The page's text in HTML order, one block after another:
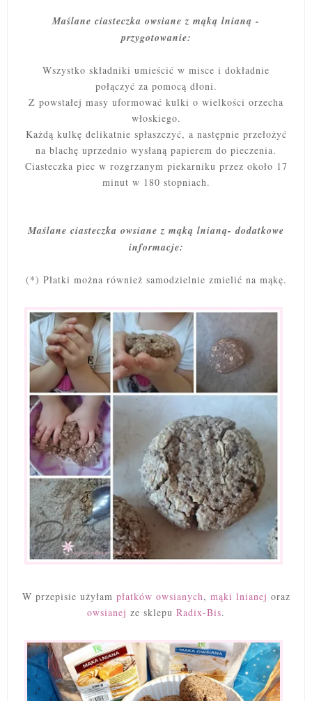
Maślane ciasteczka owsiane z mąką lnianą -
przygotowanie:
Wszystko składniki umieścić w misce i dokładnie
połączyć za pomocą dłoni.
Z powstałej masy uformować kulki o wielkości orzecha
włoskiego.
Każdą kulkę delikatnie spłaszczyć, a następnie przełożyć
na blachę uprzednio wysłaną papierem do pieczenia.
Ciasteczka piec w rozgrzanym piekarniku przez około 17
minut w 180 stopniach.
Maślane ciasteczka owsiane z mąką lnianą- dodatkowe
informacje:
(*) Płatki można również samodzielnie zmielić na mąkę.
W przepisie użyłam płatków owsianych, mąki lnianej oraz
owsianej ze sklepu Radix-Bis.